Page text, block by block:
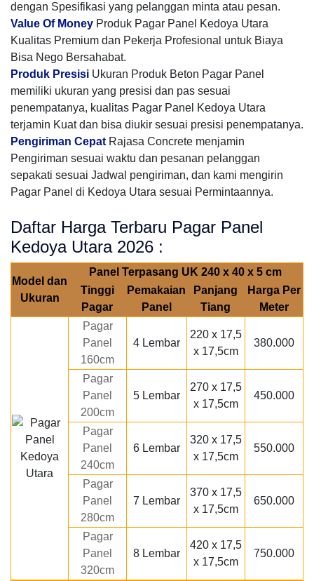
dengan Spesifikasi yang pelanggan minta atau pesan.
Value Of Money Produk Pagar Panel Kedoya Utara
Kualitas Premium dan Pekerja Profesional untuk Biaya
Bisa Nego Bersahabat.
Produk Presisi Ukuran Produk Beton Pagar Panel
memiliki ukuran yang presisi dan pas sesuai
penempatanya, kualitas Pagar Panel Kedoya Utara
terjamin Kuat dan bisa diukir sesuai presisi penempatanya.
Pengiriman Cepat Rajasa Concrete menjamin
Pengiriman sesuai waktu dan pesanan pelanggan
sepakati sesuai Jadwal pengiriman, dan kami mengirin
Pagar Panel di Kedoya Utara sesuai Permintaannya.
Daftar Harga Terbaru Pagar Panel
Kedoya Utara 2026 :
Model dan
Ukuran
Panel Terpasang UK 240 x 40 x 5 cm
Tinggi
Pagar
Pemakaian
Panel
Panjang
Tiang
Harga Per
Meter
Pagar
Panel
160cm
4 Lembar
220 x 17,5
x 17,5cm
380.000
Pagar
Panel
200cm
5 Lembar
270 x 17,5
x 17,5cm
450.000
Pagar
Panel
240cm
6 Lembar
320 x 17,5
x 17,5cm
550.000
Pagar
Panel
280cm
7 Lembar
370 x 17,5
x 17,5cm
650.000
Pagar
Panel
320cm
8 Lembar
420 x 17,5
x 17,5cm
750.000